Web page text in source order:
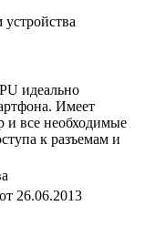
идеально
Имеет
и все необходимые
к разъемам и
26.06.2013